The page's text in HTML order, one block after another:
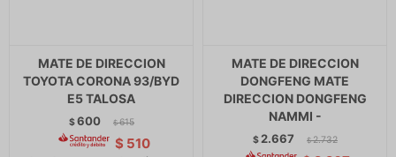
MATE DE DIRECCION
TOYOTA CORONA 93/BYD
E5 TALOSA
$600 $ 615
$ 510
MATE DE DIRECCION
DONGFENG MATE
DIRECCION DONGFENG
NAMMI -
$ 2.667 $ 2.732